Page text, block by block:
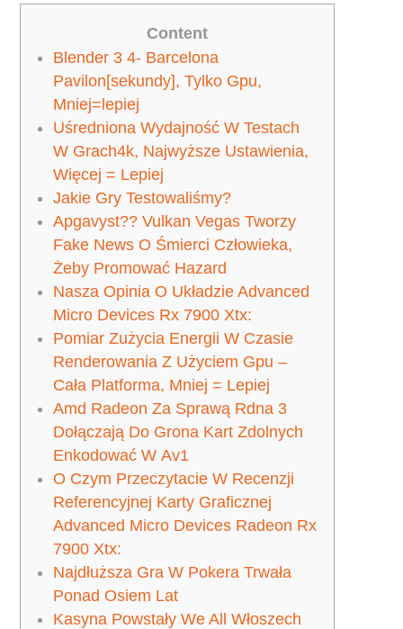
Content
Blender 3 4- Barcelona
Pavilon[sekundy], Tylko Gpu,
Mniej=lepiej
Uśredniona Wydajność W Testach
W Grach4k, Najwyższe Ustawienia,
Więcej = Lepiej
Jakie Gry Testowaliśmy?
Apgavyst?? Vulkan Vegas Tworzy
Fake News O Śmierci Człowieka,
Żeby Promować Hazard
Nasza Opinia O Układzie Advanced
Micro Devices Rx 7900 Xtx:
Pomiar Zużycia Energii W Czasie
Renderowania Z Użyciem Gpu –
Cała Platforma, Mniej = Lepiej
Amd Radeon Za Sprawą Rdna 3
Dołączają Do Grona Kart Zdolnych
Enkodować W Av1
O Czym Przeczytacie W Recenzji
Referencyjnej Karty Graficznej
Advanced Micro Devices Radeon Rx
7900 Xtx:
Najdłuższa Gra W Pokera Trwała
Ponad Osiem Lat
Kasyna Powstały We All Włoszech